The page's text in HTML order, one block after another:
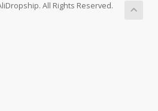
All Rights Reserved.